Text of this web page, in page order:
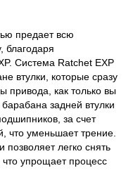
предает всю
благодаря
Система Ratchet EXP
втулки, которые сразу
привода, как только вы
задней втулки
за счет
что уменьшает трение.
позволяет легко снять
что упрощает процесс